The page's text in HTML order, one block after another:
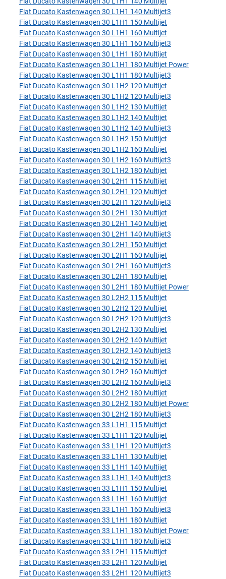
Fiat Ducato Kastenwagen 30 L1H1 140 Multijet3
Fiat Ducato Kastenwagen 30 L1H1 150 Multijet
Fiat Ducato Kastenwagen 30 L1H1 160 Multijet
Fiat Ducato Kastenwagen 30 L1H1 160 Multijet3
Fiat Ducato Kastenwagen 30 L1H1 180 Multijet
Fiat Ducato Kastenwagen 30 L1H1 180 Multijet Power
Fiat Ducato Kastenwagen 30 L1H1 180 Multijet3
Fiat Ducato Kastenwagen 30 L1H2 120 Multijet
Fiat Ducato Kastenwagen 30 L1H2 120 Multijet3
Fiat Ducato Kastenwagen 30 L1H2 130 Multijet
Fiat Ducato Kastenwagen 30 L1H2 140 Multijet
Fiat Ducato Kastenwagen 30 L1H2 140 Multijet3
Fiat Ducato Kastenwagen 30 L1H2 150 Multijet
Fiat Ducato Kastenwagen 30 L1H2 160 Multijet
Fiat Ducato Kastenwagen 30 L1H2 160 Multijet3
Fiat Ducato Kastenwagen 30 L1H2 180 Multijet
Fiat Ducato Kastenwagen 30 L2H1 115 Multijet
Fiat Ducato Kastenwagen 30 L2H1 120 Multijet
Fiat Ducato Kastenwagen 30 L2H1 120 Multijet3
Fiat Ducato Kastenwagen 30 L2H1 130 Multijet
Fiat Ducato Kastenwagen 30 L2H1 140 Multijet
Fiat Ducato Kastenwagen 30 L2H1 140 Multijet3
Fiat Ducato Kastenwagen 30 L2H1 150 Multijet
Fiat Ducato Kastenwagen 30 L2H1 160 Multijet
Fiat Ducato Kastenwagen 30 L2H1 160 Multijet3
Fiat Ducato Kastenwagen 30 L2H1 180 Multijet
Fiat Ducato Kastenwagen 30 L2H1 180 Multijet Power
Fiat Ducato Kastenwagen 30 L2H2 115 Multijet
Fiat Ducato Kastenwagen 30 L2H2 120 Multijet
Fiat Ducato Kastenwagen 30 L2H2 120 Multijet3
Fiat Ducato Kastenwagen 30 L2H2 130 Multijet
Fiat Ducato Kastenwagen 30 L2H2 140 Multijet
Fiat Ducato Kastenwagen 30 L2H2 140 Multijet3
Fiat Ducato Kastenwagen 30 L2H2 150 Multijet
Fiat Ducato Kastenwagen 30 L2H2 160 Multijet
Fiat Ducato Kastenwagen 30 L2H2 160 Multijet3
Fiat Ducato Kastenwagen 30 L2H2 180 Multijet
Fiat Ducato Kastenwagen 30 L2H2 180 Multijet Power
Fiat Ducato Kastenwagen 30 L2H2 180 Multijet3
Fiat Ducato Kastenwagen 33 L1H1 115 Multijet
Fiat Ducato Kastenwagen 33 L1H1 120 Multijet
Fiat Ducato Kastenwagen 33 L1H1 120 Multijet3
Fiat Ducato Kastenwagen 33 L1H1 130 Multijet
Fiat Ducato Kastenwagen 33 L1H1 140 Multijet
Fiat Ducato Kastenwagen 33 L1H1 140 Multijet3
Fiat Ducato Kastenwagen 33 L1H1 150 Multijet
Fiat Ducato Kastenwagen 33 L1H1 160 Multijet
Fiat Ducato Kastenwagen 33 L1H1 160 Multijet3
Fiat Ducato Kastenwagen 33 L1H1 180 Multijet
Fiat Ducato Kastenwagen 33 L1H1 180 Multijet Power
Fiat Ducato Kastenwagen 33 L1H1 180 Multijet3
Fiat Ducato Kastenwagen 33 L2H1 115 Multijet
Fiat Ducato Kastenwagen 33 L2H1 120 Multijet
Fiat Ducato Kastenwagen 33 L2H1 120 Multijet3